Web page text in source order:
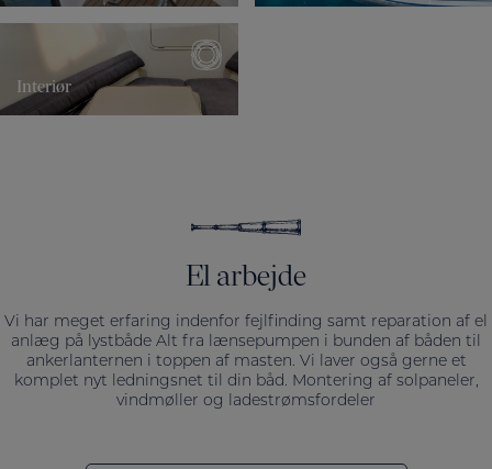
Interiør
El arbejde
Vi har meget erfaring indenfor fejlfinding samt reparation af el
anlæg på lystbåde Alt fra lænsepumpen i bunden af båden til
ankerlanternen i toppen af masten. Vi laver også gerne et
komplet nyt ledningsnet til din båd. Montering af solpaneler,
vindmøller og ladestrømsfordeler